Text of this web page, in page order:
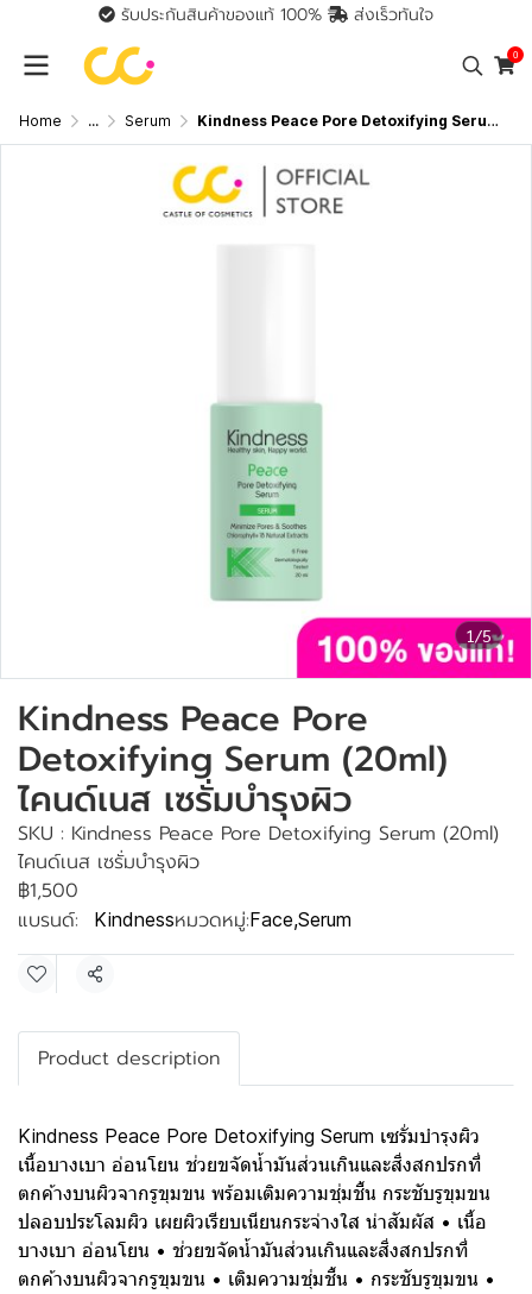
รับประกันสินค้าของแท้ 100% ส่งเร็วทันใจ
0
Home ... Serum Kindness Peace Pore Detoxifying Serum (20ml) ไคนด์เนส เซรั่มบำรุงผิว
1/5
Kindness Peace Pore
Detoxifying Serum (20ml)
ไคนด์เนส เซรั่มบำรุงผิว
SKU : Kindness Peace Pore Detoxifying Serum (20ml)
ไคนด์เนส เซรั่มบำรุงผิว
฿1,500
แบรนด์:
Kindnessหมวดหมู่:Face,Serum
แชร์
Product description
Kindness Peace Pore Detoxifying Serum เซรั่มบำรุงผิว
เนื้อบางเบา อ่อนโยน ช่วยขจัดน้ำมันส่วนเกินและสิ่งสกปรกที่
ตกค้างบนผิวจากรูขุมขน พร้อมเติมความชุ่มชื้น กระชับรูขุมขน
ปลอบประโลมผิว เผยผิวเรียบเนียนกระจ่างใส น่าสัมผัส • เนื้อ
บางเบา อ่อนโยน • ช่วยขจัดน้ำมันส่วนเกินและสิ่งสกปรกที่
ตกค้างบนผิวจากรูขุมขน • เติมความชุ่มชื้น • กระชับรูขุมขน •